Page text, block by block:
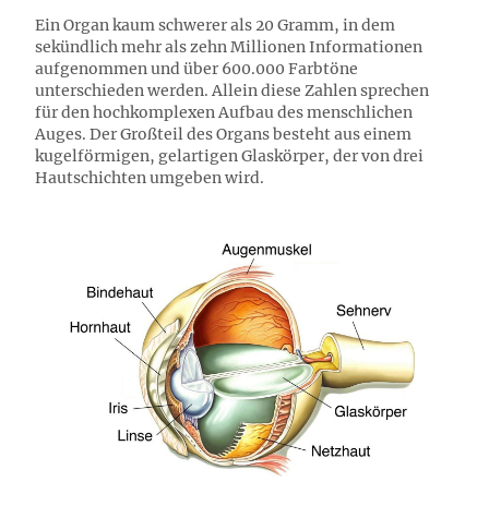
Ein Organ kaum schwerer als 20 Gramm, in dem
sekündlich mehr als zehn Millionen Informationen
aufgenommen und über 600.000 Farbtöne
unterschieden werden. Allein diese Zahlen sprechen
für den hochkomplexen Aufbau des menschlichen
Auges. Der Großteil des Organs besteht aus einem
kugelförmigen, gelartigen Glaskörper, der von drei
Hautschichten umgeben wird.